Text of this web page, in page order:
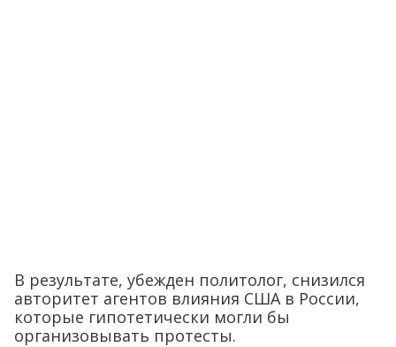
В результате, убежден политолог, снизился
авторитет агентов влияния США в России,
которые гипотетически могли бы
организовывать протесты.